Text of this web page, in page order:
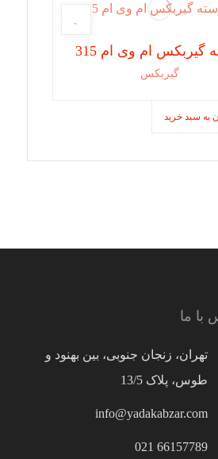
گیربکس ام وی ام 315
گیربکس
به سبد خرید
با ما
تهران، زنجان جنوبی، بین بهنود و
طوس، پلاک 13/5
info@yadakabzar.com
66157789 021